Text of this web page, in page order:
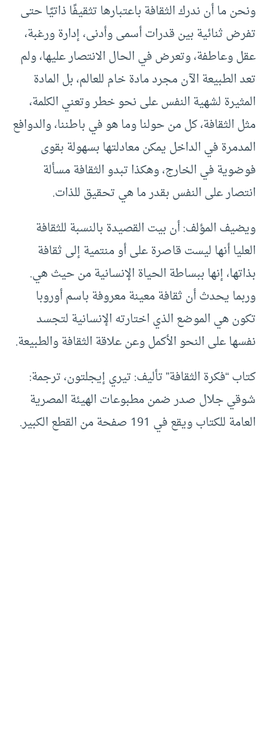
ونحن ما أن ندرك الثقافة باعتبارها تثقيفًا ذاتيًا حتى
تفرض ثنائية بين قدرات أسمى وأدنى، إدارة ورغبة،
عقل وعاطفة، وتعرض في الحال الانتصار عليها، ولم
تعد الطبيعة الآن مجرد مادة خام للعالم، بل المادة
المثيرة لشهية النفس على نحو خطر وتعني الكلمة،
مثل الثقافة، كل من حولنا وما هو في باطننا، والدوافع
المدمرة في الداخل يمكن معادلتها بسهولة بقوى
فوضوية في الخارج، وهكذا تبدو الثقافة مسألة
انتصار على النفس بقدر ما هي تحقيق للذات.
ويضيف المؤلف: أن بيت القصيدة بالنسبة للثقافة
العليا أنها ليست قاصرة على أو منتمية إلى ثقافة
بذاتها، إنها ببساطة الحياة الإنسانية من حيث هي.
وربما يحدث أن ثقافة معينة معروفة باسم أوروبا
تكون هي الموضع الذي اختارته الإنسانية لتجسد
نفسها على النحو الأكمل وعن علاقة الثقافة والطبيعة.
كتاب “فكرة الثقافة” تأليف: تيري إيجلتون، ترجمة:
شوقي جلال صدر ضمن مطبوعات الهيئة المصرية
العامة للكتاب ويقع في 191 صفحة من القطع الكبير.